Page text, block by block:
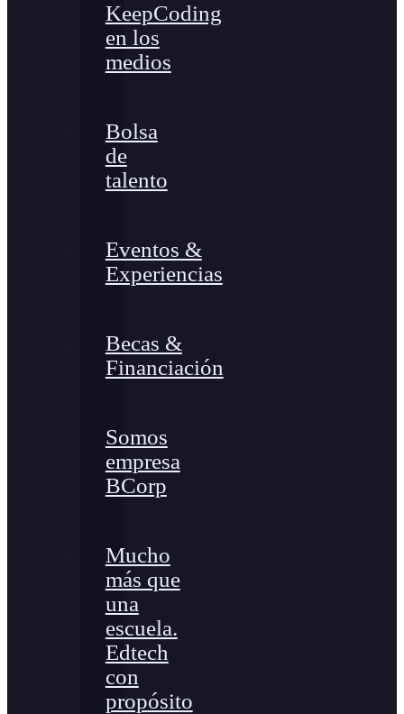
KeepCoding
en los
medios
Bolsa
de
talento
Eventos &
Experiencias
Becas &
Financiación
Somos
empresa
BCorp
Mucho
más que
una
escuela.
Edtech
con
propósito